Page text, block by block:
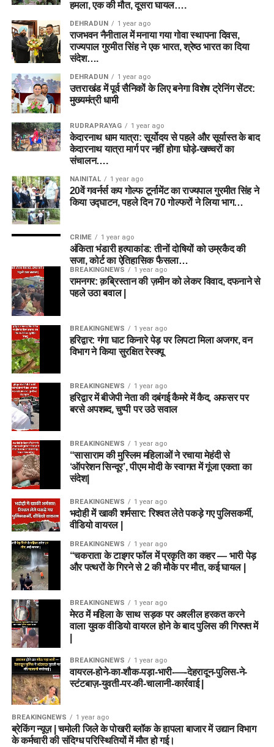
हमला, एक की मौत, दूसरा घायल….
DEHRADUN 1 year ago
राजभवन नैनीताल में मनाया गया गोवा स्थापना दिवस,
राज्यपाल गुरमीत सिंह ने एक भारत, श्रेष्ठ भारत का दिया
संदेश….
DEHRADUN 1 year ago
उत्तराखंड में पूर्व सैनिकों के लिए बनेगा विशेष ट्रेनिंग सेंटर:
मुख्यमंत्री धामी
RUDRAPRAYAG 1 year ago
केदारनाथ धाम यात्रा: सूर्योदय से पहले और सूर्यास्त के बाद
केदारनाथ यात्रा मार्ग पर नहीं होगा घोड़े-खच्चरों का
संचालन….
NAINITAL 1 year ago
20वें गवर्नर्स कप गोल्फ टूर्नामेंट का राज्यपाल गुरमीत सिंह ने
किया उद्घाटन, पहले दिन 70 गोल्फरों ने लिया भाग…
CRIME 1 year ago
अंकिता भंडारी हत्याकांड: तीनों दोषियों को उम्रकैद की
सजा, कोर्ट का ऐतिहासिक फैसला…
BREAKINGNEWS 1 year ago
रामनगर: क़ब्रिस्तान की ज़मीन को लेकर विवाद, दफनाने से
पहले उठा बवाल |
BREAKINGNEWS 1 year ago
हरिद्वार: गंगा घाट किनारे पेड़ पर लिपटा मिला अजगर, वन
विभाग ने किया सुरक्षित रेस्क्यू
BREAKINGNEWS 1 year ago
हरिद्वार में बीजेपी नेता की दबंगई कैमरे में कैद, अफसर पर
बरसे अपशब्द, चुप्पी पर उठे सवाल
BREAKINGNEWS 1 year ago
“सासाराम की मुस्लिम महिलाओं ने रचाया मेहंदी से
‘ऑपरेशन सिन्दूर’, पीएम मोदी के स्वागत में गूंजा एकता का
संदेश|
BREAKINGNEWS 1 year ago
भदोही में खाकी शर्मसार: रिश्वत लेते पकड़े गए पुलिसकर्मी,
वीडियो वायरल |
BREAKINGNEWS 1 year ago
“चकराता के टाइगर फॉल में प्रकृति का कहर — भारी पेड़
और पत्थरों के गिरने से 2 की मौके पर मौत, कई घायल |
BREAKINGNEWS 1 year ago
मेरठ में महिला के साथ सड़क पर अश्लील हरकत करने
वाला युवक वीडियो वायरल होने के बाद पुलिस की गिरफ्त में
BREAKINGNEWS 1 year ago
वायरल-होने-का-शौक-पड़ा-भारी-—-देहरादून-पुलिस-ने-
स्टंटबाज़-युवती-पर-की-चालानी-कार्रवाई |
BREAKINGNEWS 1 year ago
ब्रेकिंग न्यूज़ | चमोली जिले के पोखरी ब्लॉक के हापला बाजार में उद्यान विभाग
के कर्मचारी की संदिग्ध परिस्थितियों में मौत हो गई।